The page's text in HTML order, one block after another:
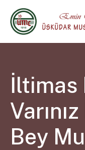
İltimas
Bey